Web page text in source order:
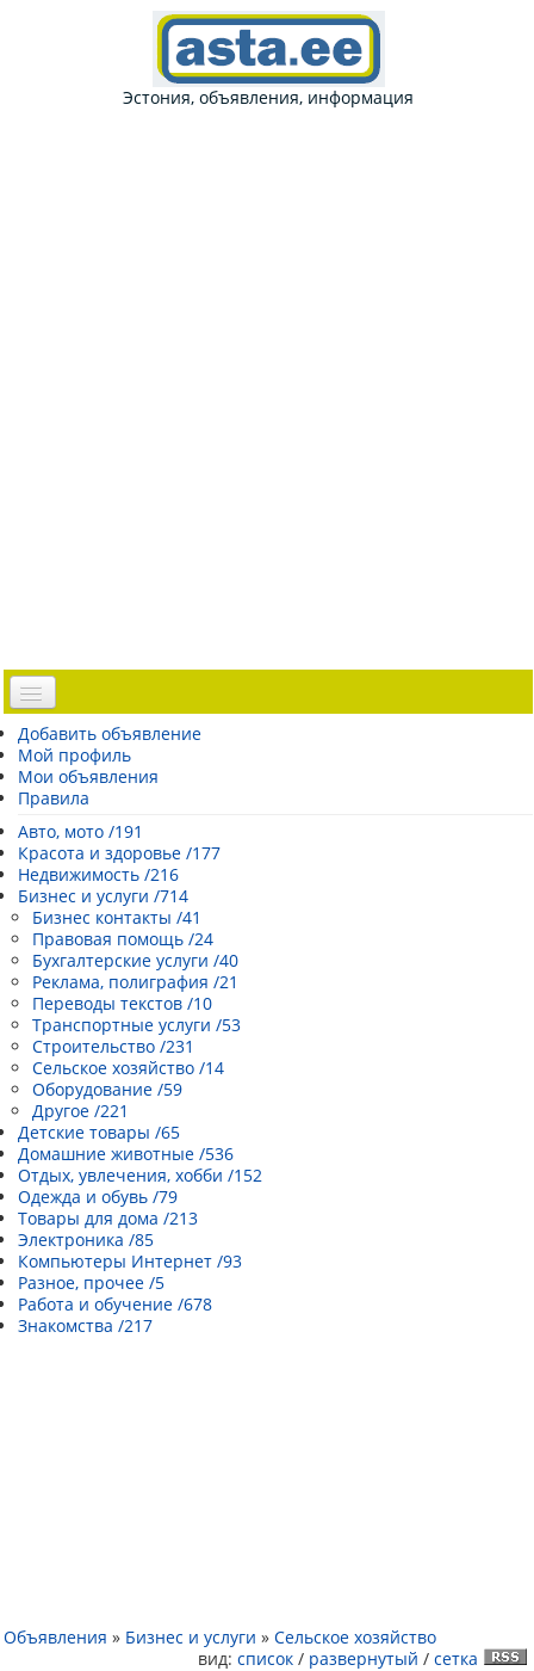
Эстония, объявления, информация
Доска объявлений
Погода Эстонии
Открытки
Каталог сайтов
| Регистрация |
Добавить объявление
Мой профиль
Мои объявления
Правила
Авто, мото /191
Красота и здоровье /177
Недвижимость /216
Бизнес и услуги /714
Бизнес контакты /41
Правовая помощь /24
Бухгалтерские услуги /40
Реклама, полиграфия /21
Переводы текстов /10
Транспортные услуги /53
Строительство /231
Сельское хозяйство /14
Оборудование /59
Другое /221
Детские товары /65
Домашние животные /536
Отдых, увлечения, хобби /152
Одежда и обувь /79
Товары для дома /213
Электроника /85
Компьютеры Интернет /93
Разное, прочее /5
Работа и обучение /678
Знакомства /217
Объявления » Бизнес и услуги » Сельское хозяйство
вид: список / развернутый / сетка